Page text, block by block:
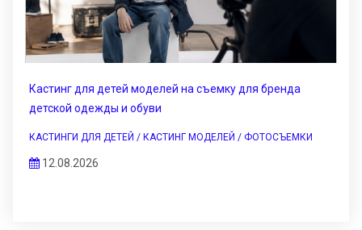
Кастинг для детей моделей на съемку для бренда
детской одежды и обуви
КАСТИНГИ ДЛЯ ДЕТЕЙ / КАСТИНГ МОДЕЛЕЙ / ФОТОСЪЕМКИ
12.08.2026